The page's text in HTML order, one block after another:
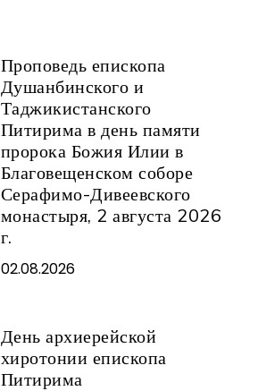
Проповедь епископа
Душанбинского и
Таджикистанского
Питирима в день памяти
пророка Божия Илии в
Благовещенском соборе
Серафимо-Дивеевского
монастыря, 2 августа 2026
г.
02.08.2026
День архиерейской
хиротонии епископа
Питирима